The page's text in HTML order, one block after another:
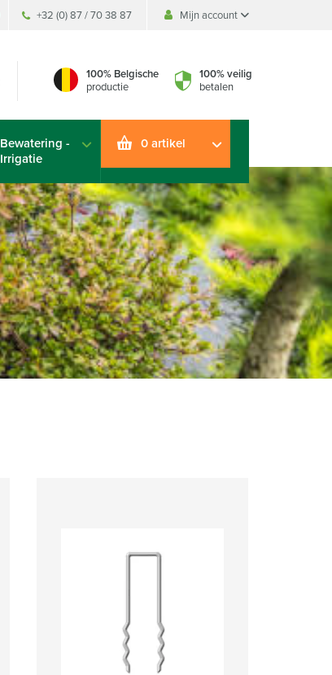
+32 (0) 87 / 70 38 87
Mijn account
100% Belgische
productie
100% veilig
betalen
Bewatering -
Irrigatie
0 artikel